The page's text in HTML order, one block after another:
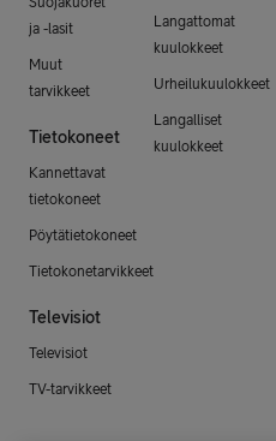
ja -lasit
Muut
tarvikkeet
Tietokoneet
Kannettavat
tietokoneet
Pöytätietokoneet
Tietokonetarvikkeet
Televisiot
Televisiot
TV-tarvikkeet
Langattomat
kuulokkeet
Urheilukuulokkeet
Langalliset
kuulokkeet